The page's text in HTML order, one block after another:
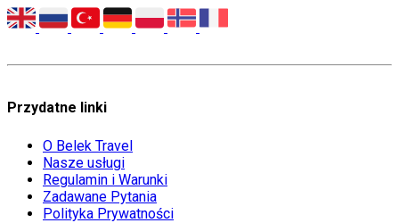
Przydatne linki
O Belek Travel
Nasze usługi
Regulamin i Warunki
Zadawane Pytania
Polityka Prywatności